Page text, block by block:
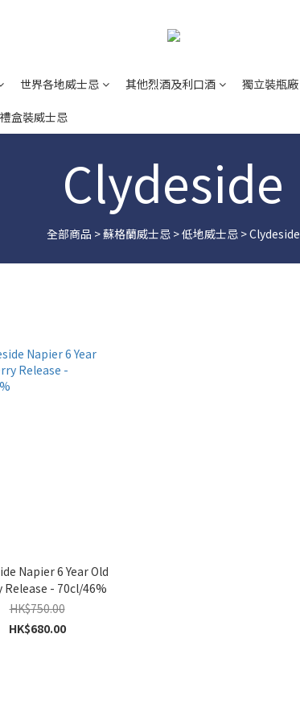
世界各地威士忌 其他烈酒及利口酒 獨立裝瓶廠
禮盒裝威士忌
Clydeside
全部商品 >蘇格蘭威士忌 >低地威士忌 >Clydeside
Napier 6 Year Old
Release - 70cl/46%
HK$750.00
HK$680.00